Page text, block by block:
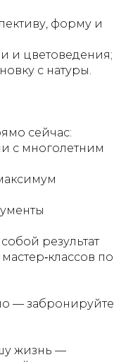
форму и
и цветоведения;
с натуры.
сейчас:
с многолетним
результат
по
— забронируйте
жизнь —